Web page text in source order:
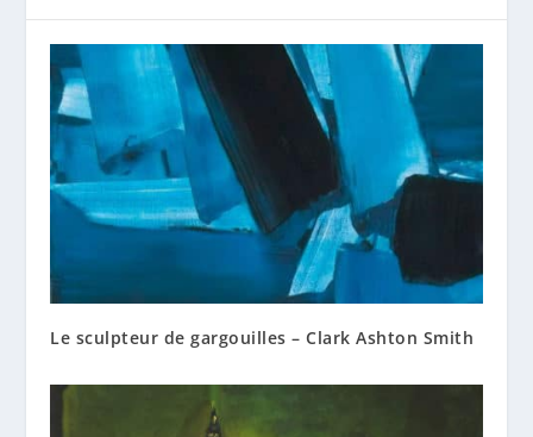
Le sculpteur de gargouilles – Clark Ashton Smith